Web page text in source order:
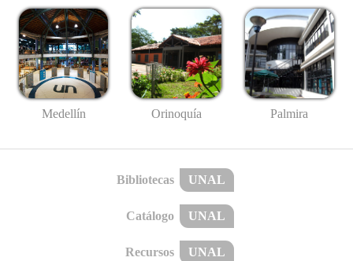
Medellín Orinoquía Palmira
Bibliotecas UNAL
Catálogo UNAL
Recursos UNAL